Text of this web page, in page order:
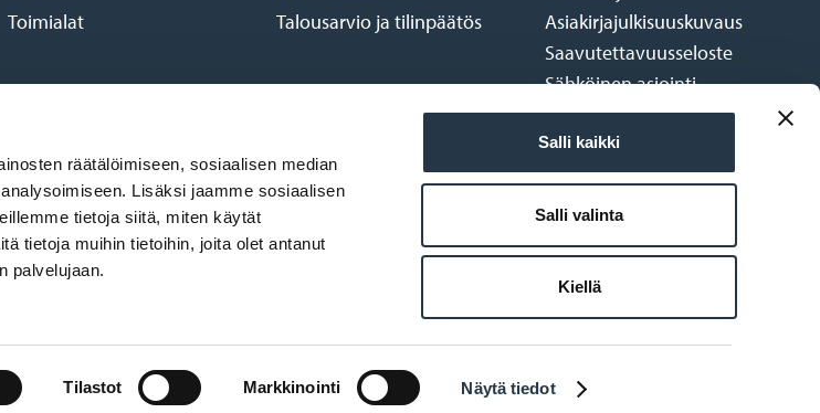
räätälöimiseen, sosiaalisen median
Lisäksi jaamme sosiaalisen
tietoja siitä, miten käytät
tietoja muihin tietoihin, joita olet antanut
palvelujaan.
Tilastot Markkinointi Näytä tiedot
Salli kaikki
Salli valinta
Kiellä
Toimialat
Talousarvio ja tilinpäätös
Asiakirjajulkisuuskuvaus
Saavutettavuusseloste
Sähköinen asiointi
Vuokrattavat tilat
Yhteystietohaku